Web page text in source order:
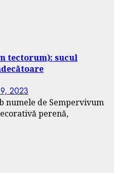
tectorum): sucul
2023
numele de Sempervivum
perenă,